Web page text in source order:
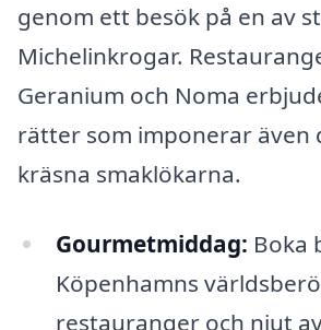
genom ett besök på en av
Michelinkrogar.
Geranium och Noma
rätter som imponerar även
kräsna smaklökarna.
Gourmetmiddag: Boka
Köpenhamns
restauranger och njut